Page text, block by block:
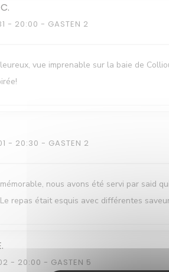
C
- 20:00 - GASTEN 2
vue imprenable sur la baie de
- 20:30 - GASTEN 2
nous avons été servi par said
repas était esquis avec différentes
- 20:00 - GASTEN 5